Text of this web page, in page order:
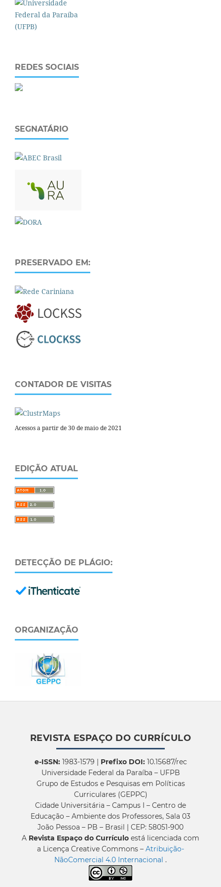
REDES SOCIAIS
SEGNATÁRIO
PRESERVADO EM:
CONTADOR DE VISITAS
Acessos a partir de 30 de maio de 2021
EDIÇÃO ATUAL
DETECÇÃO DE PLÁGIO:
ORGANIZAÇÃO
REVISTA ESPAÇO DO CURRÍCULO
e-ISSN:1983-1579 | Prefixo DOI:10.15687/rec
Universidade Federal da Paraíba – UFPB
Grupo de Estudos e Pesquisas em Políticas
Curriculares (GEPPC)
Cidade Universitária – Campus I – Centro de
Educação – Ambiente dos Professores, Sala 03
João Pessoa – PB – Brasil | CEP: 58051-900
A Revista Espaço do Currículo está licenciada com
a Licença Creative Commons – Atribuição-
NãoComercial 4.0 Internacional .